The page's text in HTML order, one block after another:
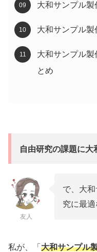
大和サンプル
大和サンプル製
大和サンプル製
とめ
自由研究の課題に大
友人
で、大
究に最適
私が、「 大和サンプル